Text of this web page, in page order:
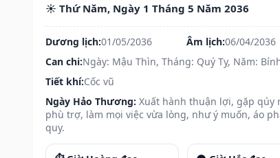
☀️ Thứ Năm, Ngày 1 Tháng 5 Năm 2036
Dương lịch:01/05/2036 Âm lịch:06/04/2036
Can chi:Ngày: Mậu Thìn, Tháng: Quý Tỵ, Năm:
Tiết khí:Cốc vũ
Ngày Hảo Thương: Xuất hành thuận lợi, gặp qúy
phù trợ, làm mọi việc vừa lòng, như ý muốn, áo
quy.